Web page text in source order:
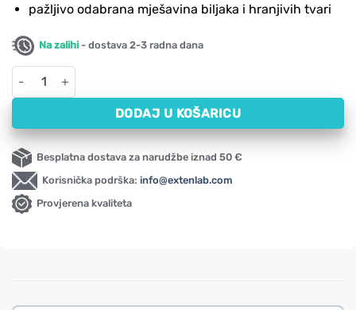
pažljivo odabrana mješavina biljaka i hranjivih tvari
Na zalihi - dostava 2-3 radna dana
Detox & Cleanse NOW (90 kapsula) količina
DODAJ U KOŠARICU
Besplatna dostava za narudžbe iznad 50 €
Korisnička podrška: info@extenlab.com
Provjerena kvaliteta